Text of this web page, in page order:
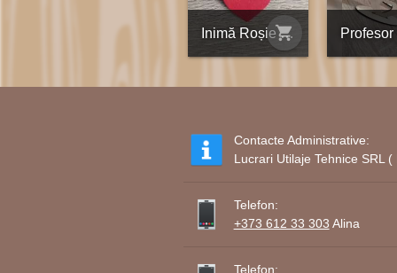
Inimă Roșie - Decorație 3.5x3cm
shopping_cart
Contacte Administrative:
Lucrari Utilaje Tehnice SRL
Telefon:
+373 612 33 303 Alina
Telefon: